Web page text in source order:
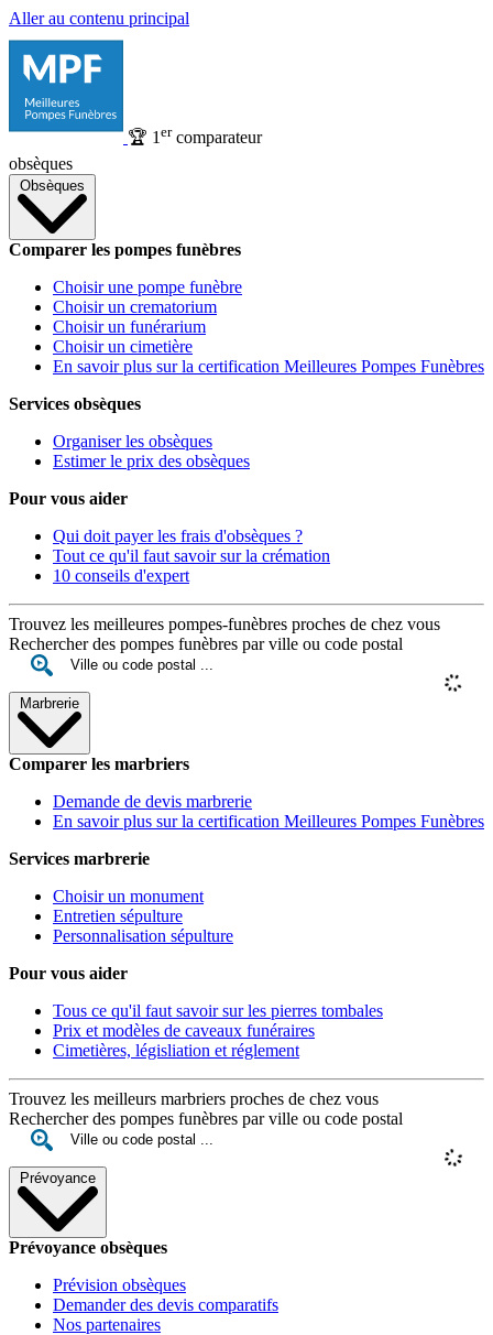
Aller au contenu principal
🏆 1 ercomparateur
obsèques
Obsèques
Comparer les pompes funèbres
Choisir une pompe funèbre
Choisir un crematorium
Choisir un funérarium
Choisir un cimetière
En savoir plus sur la certification Meilleures Pompes Funèbres
Services obsèques
Organiser les obsèques
Estimer le prix des obsèques
Pour vous aider
Qui doit payer les frais d'obsèques ?
Tout ce qu'il faut savoir sur la crémation
10 conseils d'expert
Trouvez les meilleures pompes-funèbres proches de chez vous
Rechercher des pompes funèbres par ville ou code postal
Marbrerie
Comparer les marbriers
Demande de devis marbrerie
En savoir plus sur la certification Meilleures Pompes Funèbres
Services marbrerie
Choisir un monument
Entretien sépulture
Personnalisation sépulture
Pour vous aider
Tous ce qu'il faut savoir sur les pierres tombales
Prix et modèles de caveaux funéraires
Cimetières, législiation et réglement
Trouvez les meilleurs marbriers proches de chez vous
Rechercher des pompes funèbres par ville ou code postal
Prévoyance
Prévoyance obsèques
Prévision obsèques
Demander des devis comparatifs
Nos partenaires